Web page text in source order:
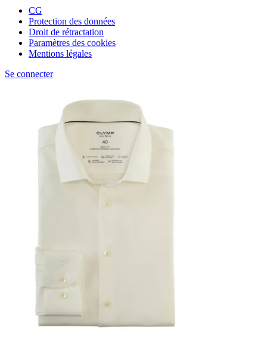
CG
Protection des données
Droit de rétractation
Paramètres des cookies
Mentions légales
Se connecter